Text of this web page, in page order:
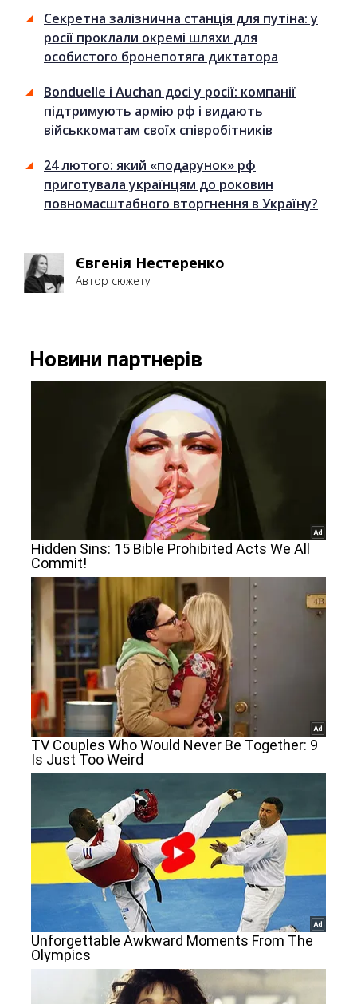
Секретна залізнична станція для путіна: у
росії проклали окремі шляхи для
особистого бронепотяга диктатора
Bonduelle і Auchan досі у росії: компанії
підтримують армію рф і видають
військкоматам своїх співробітників
24 лютого: який «подарунок» рф
приготувала українцям до роковин
повномасштабного вторгнення в Україну?
Євгенія Нестеренко
Автор сюжету